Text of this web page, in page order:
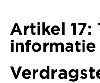
Artikel 17:
informatie